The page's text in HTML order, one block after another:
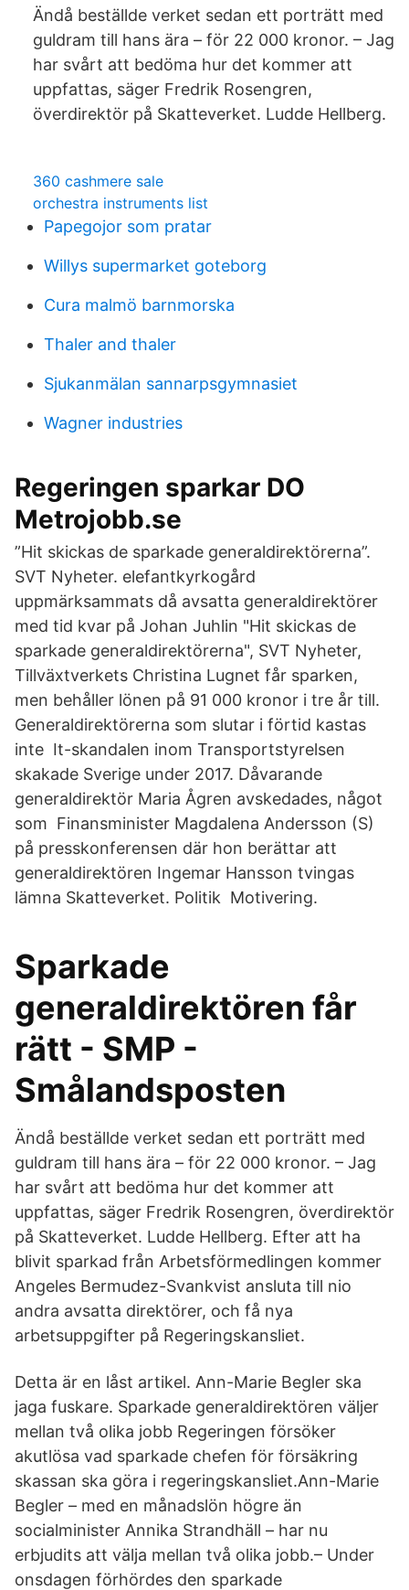
Ändå beställde verket sedan ett porträtt med
guldram till hans ära – för 22 000 kronor. – Jag
har svårt att bedöma hur det kommer att
uppfattas, säger Fredrik Rosengren,
överdirektör på Skatteverket. Ludde Hellberg.
360 cashmere sale
orchestra instruments list
Papegojor som pratar
Willys supermarket goteborg
Cura malmö barnmorska
Thaler and thaler
Sjukanmälan sannarpsgymnasiet
Wagner industries
Regeringen sparkar DO
Metrojobb.se
”Hit skickas de sparkade generaldirektörerna”.
SVT Nyheter. elefantkyrkogård
uppmärksammats då avsatta generaldirektörer
med tid kvar på Johan Juhlin "Hit skickas de
sparkade generaldirektörerna", SVT Nyheter,
Tillväxtverkets Christina Lugnet får sparken,
men behåller lönen på 91 000 kronor i tre år till.
Generaldirektörerna som slutar i förtid kastas
inte It-skandalen inom Transportstyrelsen
skakade Sverige under 2017. Dåvarande
generaldirektör Maria Ågren avskedades, något
som Finansminister Magdalena Andersson (S)
på presskonferensen där hon berättar att
generaldirektören Ingemar Hansson tvingas
lämna Skatteverket. Politik Motivering.
Sparkade
generaldirektören får
rätt - SMP -
Smålandsposten
Ändå beställde verket sedan ett porträtt med
guldram till hans ära – för 22 000 kronor. – Jag
har svårt att bedöma hur det kommer att
uppfattas, säger Fredrik Rosengren, överdirektör
på Skatteverket. Ludde Hellberg. Efter att ha
blivit sparkad från Arbetsförmedlingen kommer
Angeles Bermudez-Svankvist ansluta till nio
andra avsatta direktörer, och få nya
arbetsuppgifter på Regeringskansliet.
Detta är en låst artikel. Ann-Marie Begler ska
jaga fuskare. Sparkade generaldirektören väljer
mellan två olika jobb Regeringen försöker
akutlösa vad sparkade chefen för försäkring
skassan ska göra i regeringskansliet.Ann-Marie
Begler – med en månadslön högre än
socialminister Annika Strandhäll – har nu
erbjudits att välja mellan två olika jobb.– Under
onsdagen förhördes den sparkade